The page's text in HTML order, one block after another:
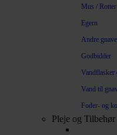
Mus / Rotter
Egern
Andre
Godbidder
Vandflasker
Vand til
Foder- og
Pleje og Tilbehør